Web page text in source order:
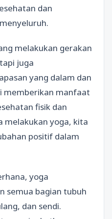
dan
melakukan gerakan
juga
yang dalam dan
memberikan manfaat
fisik dan
melakukan yoga, kita
positif dalam
yoga
semua bagian tubuh
dan sendi.